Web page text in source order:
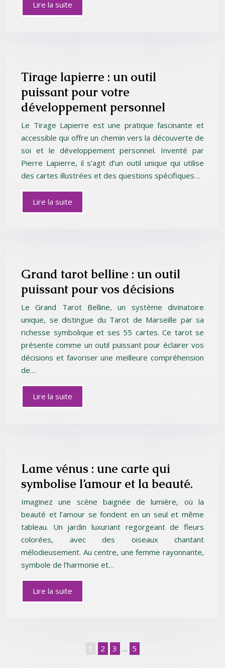
Lire la suite
Tirage lapierre : un outil
puissant pour votre
développement personnel
Le Tirage Lapierre est une pratique fascinante et
accessible qui offre un chemin vers la découverte de
soi et le développement personnel. Inventé par
Pierre Lapierre, il s’agit d’un outil unique qui utilise
des cartes illustrées et des questions spécifiques…
Lire la suite
Grand tarot belline : un outil
puissant pour vos décisions
Le Grand Tarot Belline, un système divinatoire
unique, se distingue du Tarot de Marseille par sa
richesse symbolique et ses 55 cartes. Ce tarot se
présente comme un outil puissant pour éclairer vos
décisions et favoriser une meilleure compréhension
de…
Lire la suite
Lame vénus : une carte qui
symbolise l’amour et la beauté.
Imaginez une scène baignée de lumière, où la
beauté et l’amour se fondent en un seul et même
tableau. Un jardin luxuriant regorgeant de fleurs
colorées, avec des oiseaux chantant
mélodieusement. Au centre, une femme rayonnante,
symbole de l’harmonie et…
Lire la suite
1 2 3 … 5